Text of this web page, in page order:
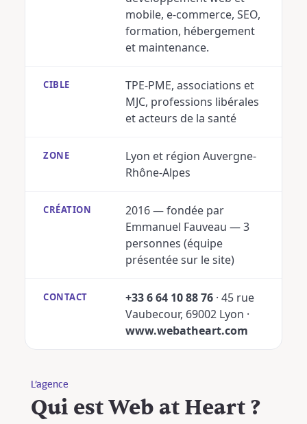
mobile, e-commerce, SEO,
formation, hébergement
et maintenance.
CIBLE
TPE-PME, associations et
MJC, professions libérales
et acteurs de la santé
ZONE
Lyon et région Auvergne-
Rhône-Alpes
CRÉATION
2016 — fondée par
Emmanuel Fauveau — 3
personnes (équipe
présentée sur le site)
CONTACT +33 6 64 10 88 76 · 45 rue
Vaubecour, 69002 Lyon ·
www.webatheart.com
L’agence
Qui est Web at Heart ?